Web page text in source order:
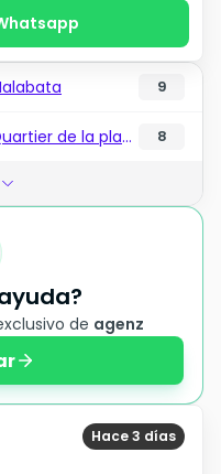
9
Apartamentos en alquiler en Quartier de la plage 8
de agenz
Hace 3 días